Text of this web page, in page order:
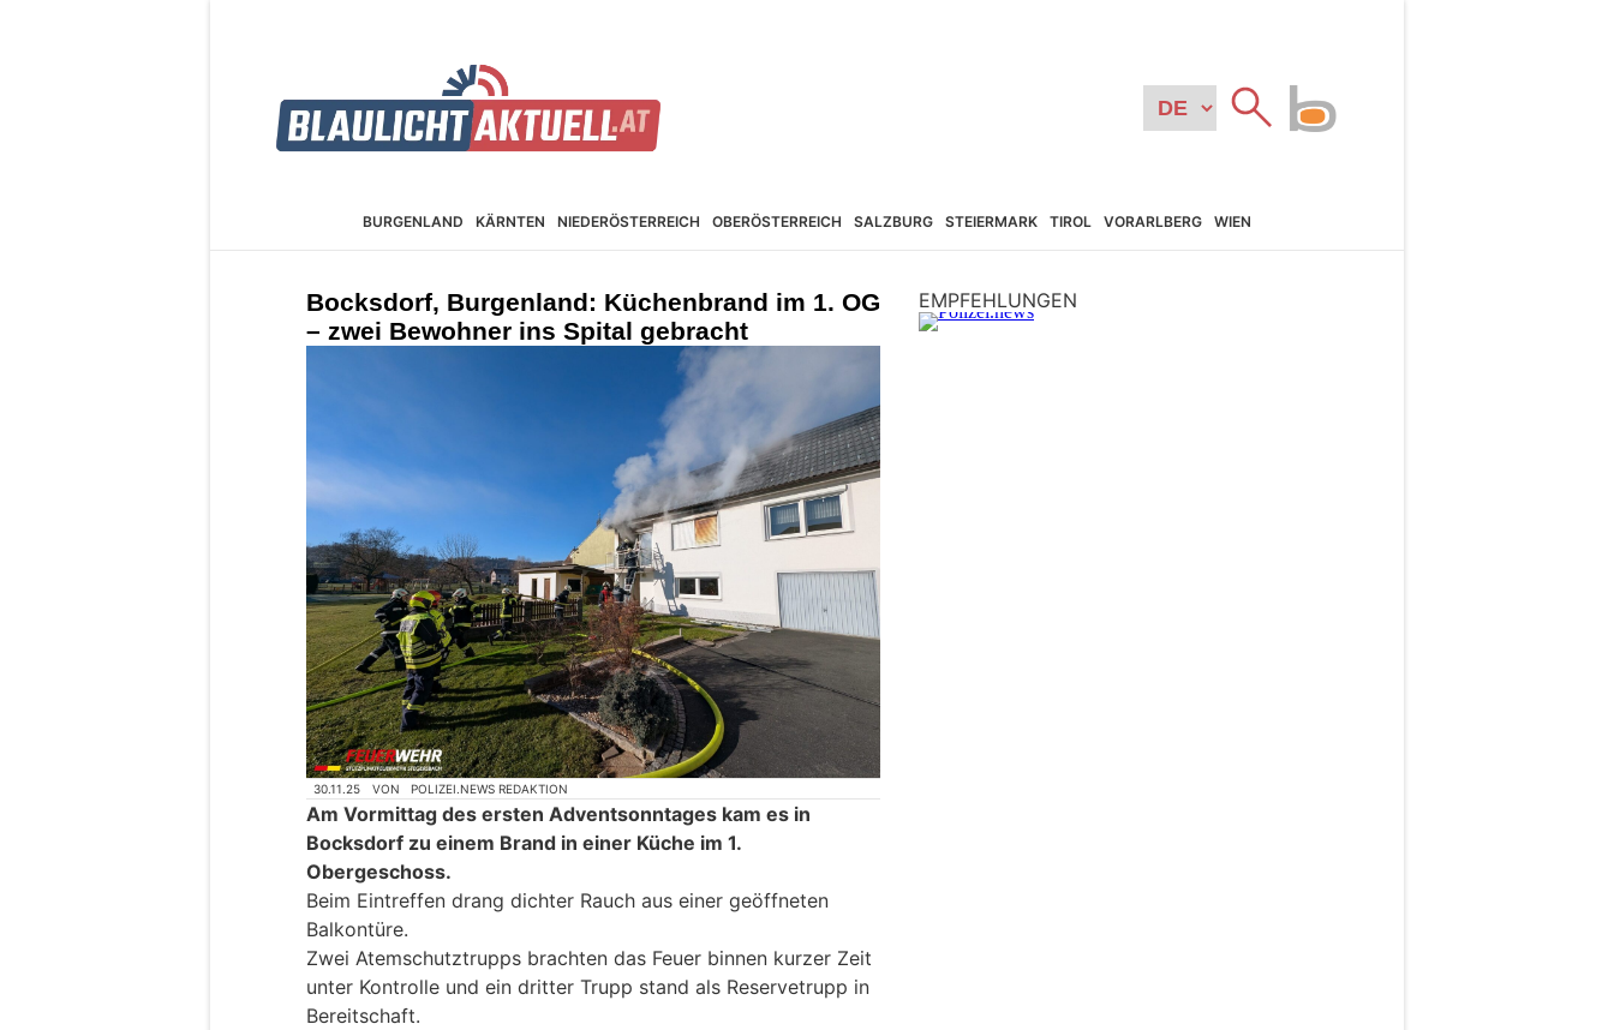
BURGEN­LAND KÄRNTEN NIEDER­ÖSTERREICH OBER­ÖSTERREICH SALZBURG STEIER­MARK TIROL VORARL­BERG WIEN
Bocksdorf, Burgenland: Küchenbrand im 1. OG
– zwei Bewohner ins Spital gebracht
30.11.25 VON POLIZEI.NEWS REDAKTION
Am Vormittag des ersten Adventsonntages kam es in
Bocksdorf zu einem Brand in einer Küche im 1.
Obergeschoss.
Beim Eintreffen drang dichter Rauch aus einer geöffneten
Balkontüre.
Zwei Atemschutztrupps brachten das Feuer binnen kurzer Zeit
unter Kontrolle und ein dritter Trupp stand als Reservetrupp in
Bereitschaft.
EMPFEHLUNGEN